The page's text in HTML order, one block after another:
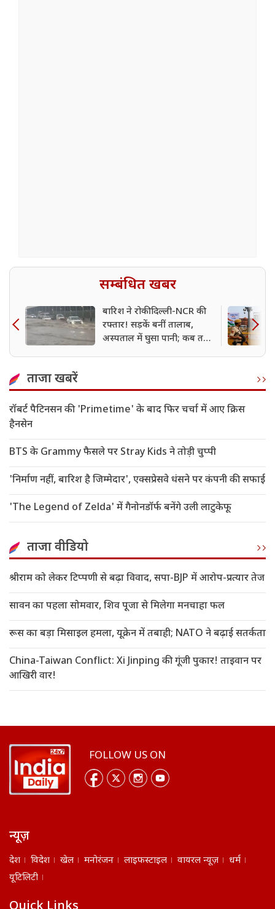
सम्बंधित खबर
बारिश ने रोकी दिल्ली-NCR की
रफ्तार! सड़कें बनीं तालाब,
अस्पताल में घुसा पानी; कब तक
ताजा खबरें
रॉबर्ट पैटिनसन की 'Primetime' के बाद फिर चर्चा में आए क्रिस
हैनसेन
BTS के Grammy फैसले पर Stray Kids ने तोड़ी चुप्पी
'निर्माण नहीं, बारिश है जिम्मेदार', एक्सप्रेसवे धंसने पर कंपनी की सफाई
'The Legend of Zelda' में गैनोनडॉर्फ बनेंगे उली लाटुकेफू
ताजा वीडियो
श्रीराम को लेकर टिप्पणी से बढ़ा विवाद, सपा-BJP में आरोप-प्रत्यार तेज
सावन का पहला सोमवार, शिव पूजा से मिलेगा मनचाहा फल
रूस का बड़ा मिसाइल हमला, यूक्रेन में तबाही; NATO ने बढ़ाई सतर्कता
China-Taiwan Conflict: Xi Jinping की गूंजी पुकार! ताइवान पर
आखिरी वार!
FOLLOW US ON
न्यूज़
देश विदेश खेल मनोरंजन लाइफस्टाइल वायरल न्यूज़
धर्म
यूटिलिटी